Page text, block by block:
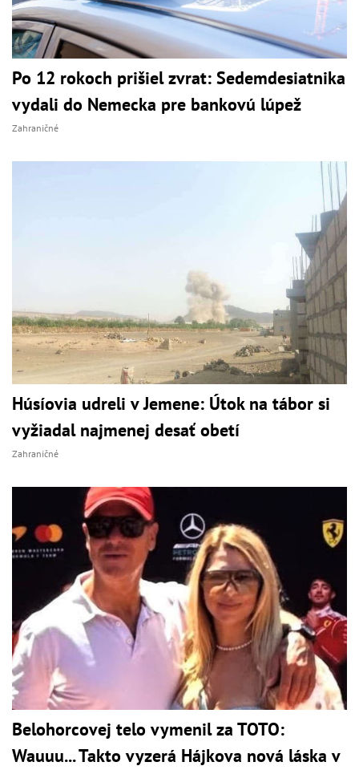
Po 12 rokoch prišiel zvrat: Sedemdesiatnika
vydali do Nemecka pre bankovú lúpež
Zahraničné
Húsíovia udreli v Jemene: Útok na tábor si
vyžiadal najmenej desať obetí
Zahraničné
Belohorcovej telo vymenil za TOTO:
Wauuu... Takto vyzerá Hájkova nová láska v